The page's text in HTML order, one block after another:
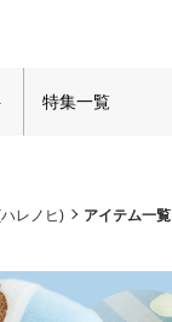
特集一覧
レノヒ) アイテム一覧